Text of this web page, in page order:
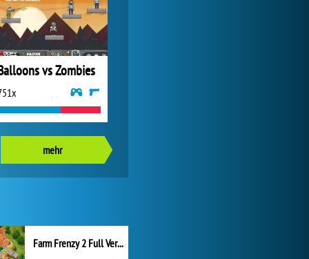
vs Zombies
mehr
Farm Frenzy 2 Full Version